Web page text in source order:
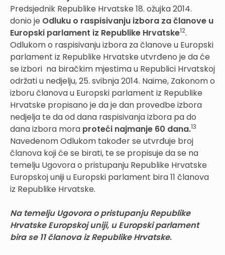
Predsjednik Republike Hrvatske 18. ožujka 2014.
donio je Odluku o raspisivanju izbora za članove u
Europski parlament iz Republike Hrvatske12.
Odlukom o raspisivanju izbora za članove u Europski
parlament iz Republike Hrvatske utvrđeno je da će
se izbori na biračkim mjestima u Republici Hrvatskoj
održati u nedjelju, 25. svibnja 2014. Naime, Zakonom o
izboru članova u Europski parlament iz Republike
Hrvatske propisano je da je dan provedbe izbora
nedjelja te da od dana raspisivanja izbora pa do
dana izbora mora proteći najmanje 60 dana.13
Navedenom Odlukom također se utvrđuje broj
članova koji će se birati, te se propisuje da se na
temelju Ugovora o pristupanju Republike Hrvatske
Europskoj uniji u Europski parlament bira 11 članova
iz Republike Hrvatske.
Na temelju Ugovora o pristupanju Republike
Hrvatske Europskoj uniji, u Europski parlament
bira se 11 članova iz Republike Hrvatske.